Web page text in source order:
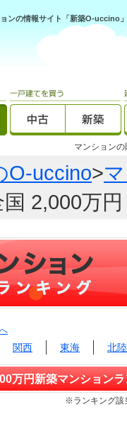
ンの情報サイト「新築O-uccino」
マンション
O-uccino>
国 2,000万
関西 東海 北
万円新築マンション
※ランキング該